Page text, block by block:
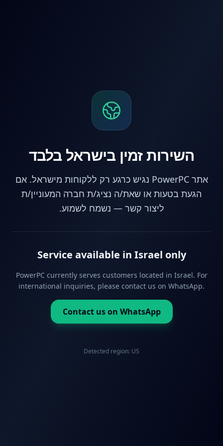
השירות זמין בישראל בלבד
אתר PowerPC נגיש כרגע רק ללקוחות מישראל. אם
הגעת בטעות או שאת/ה נציג/ת חברה המעוניין/ת
ליצור קשר — נשמח לשמוע.
Service available in Israel only
PowerPC currently serves customers located in Israel. For
international inquiries, please contact us on WhatsApp.
Contact us on WhatsApp
Detected region: US